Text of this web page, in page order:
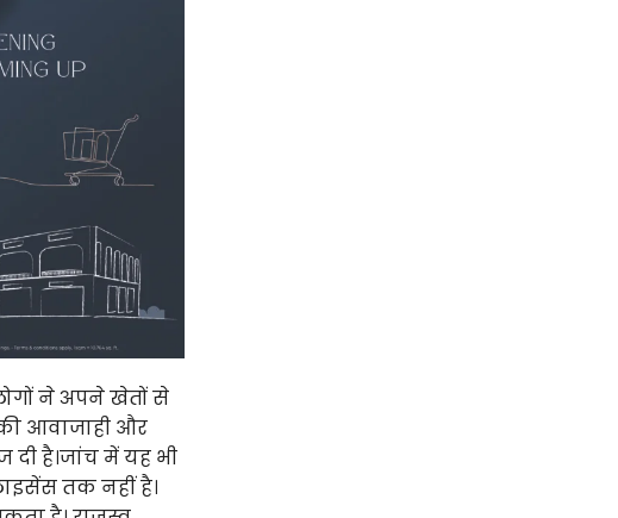
ने अपने खेतों से
आवाजाही और
दी है।जांच में यह भी
तक नहीं है।